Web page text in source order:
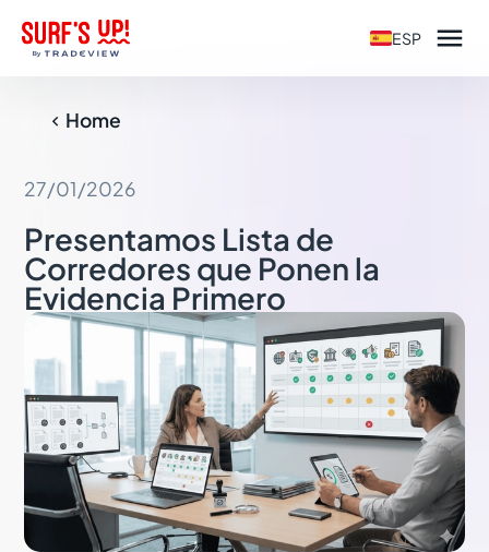
ESP 
 Home
27/01/2026
Presentamos Lista de
Corredores que Ponen la
Evidencia Primero